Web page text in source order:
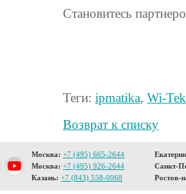
Становитесь
Теги: ipmatika, Wi-Tek
Возврат к списку
Москва: +7 (495) 665-2644
Москва: +7 (495) 926-2644
Казань: +7 (843) 558-0068
Санкт-
Ростов-